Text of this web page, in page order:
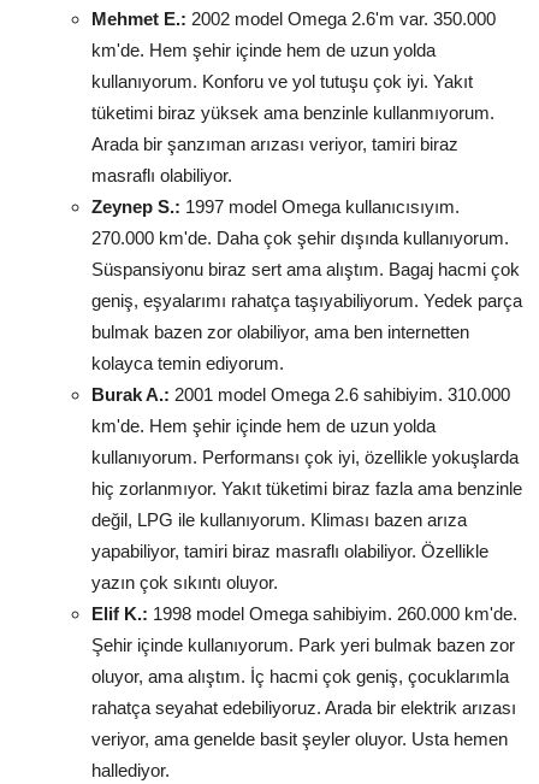
Mehmet E.: 2002 model Omega 2.6'm var. 350.000
km'de. Hem şehir içinde hem de uzun yolda
kullanıyorum. Konforu ve yol tutuşu çok iyi. Yakıt
tüketimi biraz yüksek ama benzinle kullanmıyorum.
Arada bir şanzıman arızası veriyor, tamiri biraz
masraflı olabiliyor.
Zeynep S.: 1997 model Omega kullanıcısıyım.
270.000 km'de. Daha çok şehir dışında kullanıyorum.
Süspansiyonu biraz sert ama alıştım. Bagaj hacmi çok
geniş, eşyalarımı rahatça taşıyabiliyorum. Yedek parça
bulmak bazen zor olabiliyor, ama ben internetten
kolayca temin ediyorum.
Burak A.: 2001 model Omega 2.6 sahibiyim. 310.000
km'de. Hem şehir içinde hem de uzun yolda
kullanıyorum. Performansı çok iyi, özellikle yokuşlarda
hiç zorlanmıyor. Yakıt tüketimi biraz fazla ama benzinle
değil, LPG ile kullanıyorum. Kliması bazen arıza
yapabiliyor, tamiri biraz masraflı olabiliyor. Özellikle
yazın çok sıkıntı oluyor.
Elif K.: 1998 model Omega sahibiyim. 260.000 km'de.
Şehir içinde kullanıyorum. Park yeri bulmak bazen zor
oluyor, ama alıştım. İç hacmi çok geniş, çocuklarımla
rahatça seyahat edebiliyoruz. Arada bir elektrik arızası
veriyor, ama genelde basit şeyler oluyor. Usta hemen
hallediyor.